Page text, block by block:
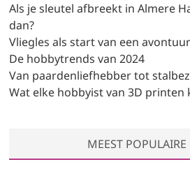
Als je sleutel afbreekt in Almere
dan?
Vliegles als start van een
De hobbytrends van 2024
Van paardenliefhebber tot
Wat elke hobbyist van 3D printen
MEEST POPULAIRE